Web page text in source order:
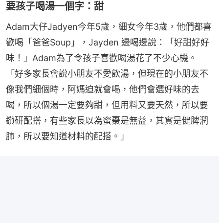
要孩子喝湯一個字：甜
Adam大仔Jadyen今年5歲，細女今年3歲，他們都喜
歡喝「爸爸Soup」，Jayden 邊喝邊說：「好甜好好
味！」Adam為了令孩子喜歡喝湯花了不少心機。
「好多家長會說小朋友不愛飲湯，但現在的小朋友不
像我們細個時，阿媽迫就會喝，他們會選好味的去
喝，所以個湯一定要夠甜，但用料又要天然，所以要
鑽研配搭，有些家長以為蜜棗是無益，其實是健脾潤
肺，所以要知道材料的配搭。」